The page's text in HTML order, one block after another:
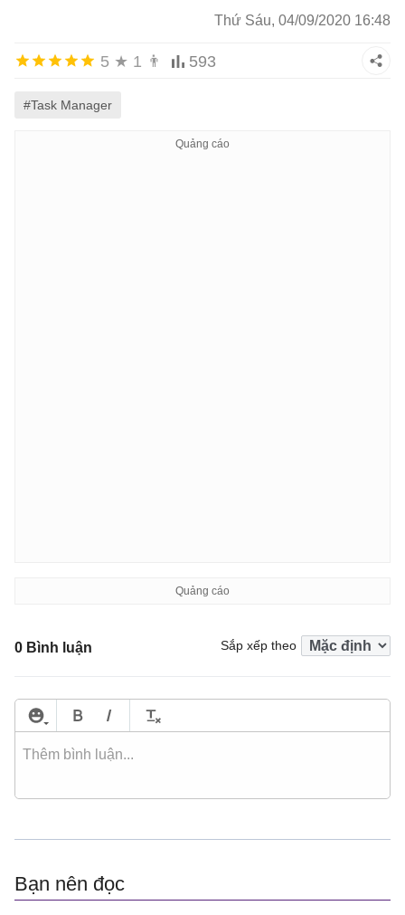
Thứ Sáu, 04/09/2020 16:48
5 ★ 1 👨 593
#Task Manager
0 Bình luận Sắp xếp theo
Bạn nên đọc